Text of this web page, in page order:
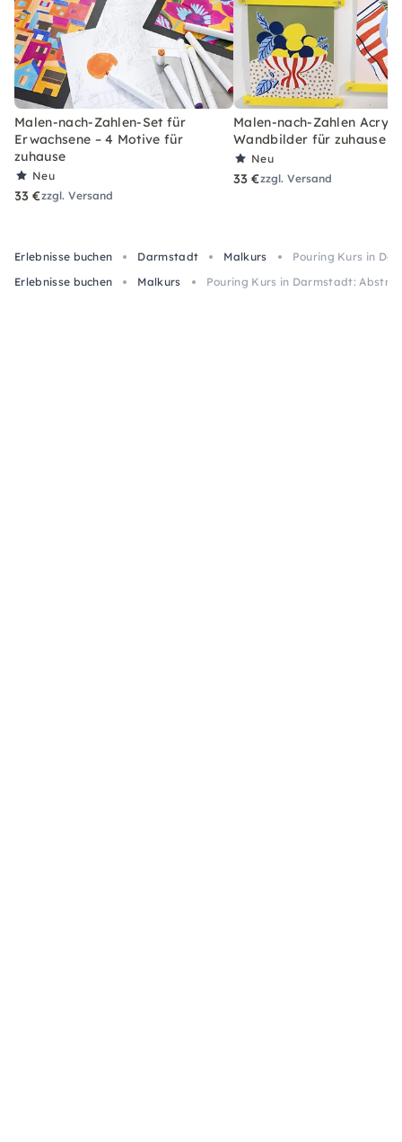
Malen-nach-Zahlen-Set für
Erwachsene – 4 Motive für
zuhause
Neu
33 €zzgl. Versand
Malen-nach-Zahlen Acryl-
Wandbilder für zuhause
Neu
33 €zzgl. Versand
Erlebnisse buchen Darmstadt Malkurs
Pouring Kurs in
Erlebnisse buchen
Malkurs Pouring Kurs in Darmstadt: